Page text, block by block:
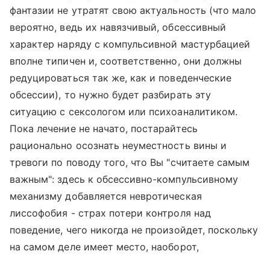
фантазии не утратят свою актуальность (что мало
вероятно, ведь их навязчивый, обсессивный
характер наряду с компульсивной мастурбацией
вполне типичен и, соответственно, они должны
редуцироваться так же, как и поведенческие
обсессии), то нужно будет разбирать эту
ситуацию с сексологом или психоаналитиком.
Пока лечение не начато, постарайтесь
рационально осознать неуместность вины и
тревоги по поводу того, что Вы "считаете самым
важным": здесь к обсессивно-компульсивному
механизму добавляется невротическая
лиссофобия - страх потери контроля над
поведение, чего никогда не произойдет, поскольку
на самом деле имеет место, наоборот,